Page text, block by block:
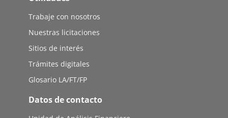
Trabaje con nosotros
Nuestras licitaciones
Sitios de interés
Trámites digitales
Glosario LA/FT/FP
Datos de contacto